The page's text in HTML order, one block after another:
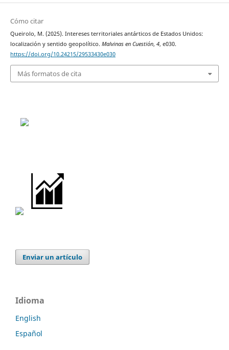
Cómo citar
Queirolo, M. (2025). Intereses territoriales antárticos de Estados Unidos:
localización y sentido geopolítico. Malvinas en Cuestión, 4, e030.
https://doi.org/10.24215/29533430e030
Más formatos de cita
Enviar un artículo
Idioma
English
Español